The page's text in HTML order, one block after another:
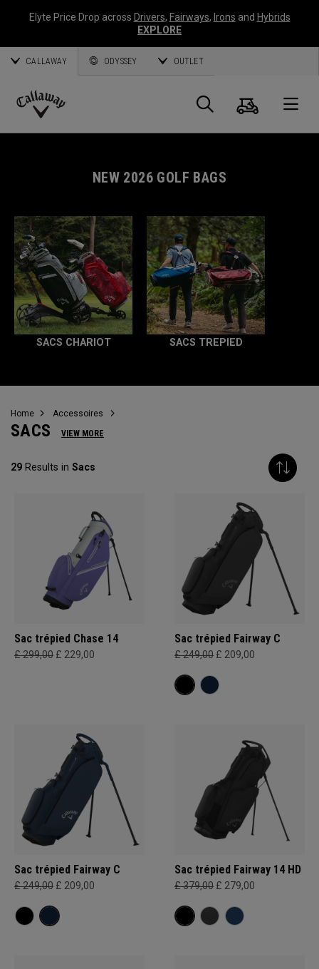
Elyte Price Drop across Drivers, Fairways, Irons and Hybrids
EXPLORE
CALLAWAY ODYSSEY OUTLET
Callaway
Panier
NEW 2026 GOLF BAGS
SACS CHARIOT SACS TREPIED
Home Accessoires
SACS VIEW MORE
29 Results in Sacs
Sac trépied Chase 14
£ 299,00 £ 229,00
Sac trépied Fairway C
£ 249,00 £ 209,00
Sac trépied Fairway C
£ 249,00 £ 209,00
Sac trépied Fairway 14 HD
£ 379,00 £ 279,00